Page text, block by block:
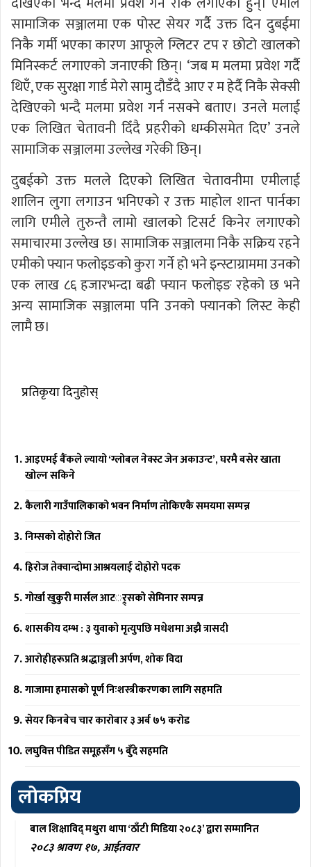
सामाजिक सञ्जालमा एक पोस्ट सेयर गर्दै उक्त दिन दुबईमा
निकै गर्मी भएका कारण आफूले ग्लिटर टप र छोटो खालको
मिनिस्कर्ट लगाएको जनाएकी छिन्। ‘जब म मलमा प्रवेश गर्दै
थिएँ, एक सुरक्षा गार्ड मेरो सामु दौडँदै आए र म हेर्दै निकै सेक्सी
देखिएको भन्दै मलमा प्रवेश गर्न नसक्ने बताए। उनले मलाई
एक लिखित चेतावनी दिँदै प्रहरीको धम्कीसमेत दिए’ उनले
सामाजिक सञ्जालमा उल्लेख गरेकी छिन्।
दुबईको उक्त मलले दिएको लिखित चेतावनीमा एमीलाई
शालिन लुगा लगाउन भनिएको र उक्त माहोल शान्त पार्नका
लागि एमीले तुरुन्तै लामो खालको टिसर्ट किनेर लगाएको
समाचारमा उल्लेख छ। सामाजिक सञ्जालमा निकै सक्रिय रहने
एमीको फ्यान फलोइङको कुरा गर्ने हो भने इन्स्टाग्राममा उनको
एक लाख ८६ हजारभन्दा बढी फ्यान फलोइङ रहेको छ भने
अन्य सामाजिक सञ्जालमा पनि उनको फ्यानको लिस्ट केही
लामै छ।
प्रतिकृया दिनुहोस्
आइएमई बैंकले ल्यायो ‘ग्लोबल नेक्स्ट जेन अकाउन्ट’, घरमै बसेर खाता
खोल्न सकिने
कैलारी गाउँपालिकाको भवन निर्माण तोकिएकै समयमा सम्पन्न
निम्सको दोहोरो जित
हिरोज तेक्वान्दोमा आश्रयलाई दोहोरो पदक
गोर्खा खुकुरी मार्सल आटर््र्सको सेमिनार सम्पन्न
शासकीय दम्भ : ३ युवाको मृत्युपछि मधेशमा अझै त्रासदी
आरोहीहरूप्रति श्रद्धाञ्जली अर्पण, शोक विदा
गाजामा हमासको पूर्ण निःशस्त्रीकरणका लागि सहमति
सेयर किनबेच चार कारोबार ३ अर्ब ७५ करोड
लघुवित्त पीडित समूहसँग ५ बुँदे सहमति
लोकप्रिय
बाल शिक्षाविद् मथुरा थापा ‘ठाँटी मिडिया २०८३’ द्वारा सम्मानित
२०८३ श्रावण १७, आईतवार